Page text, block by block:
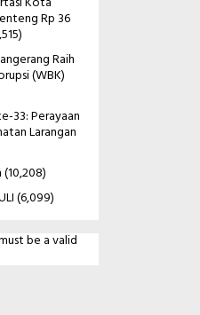
Rp 36
Raih
(WBK)
33: Perayaan
Larangan
(10,208)
(6,099)
be a valid